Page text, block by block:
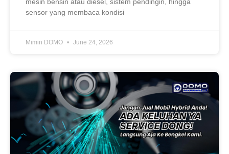
mesin bensin atau diesel, sistem pendingin, hingga
sensor yang membaca kondisi
Mimin DOMO June 24, 2026